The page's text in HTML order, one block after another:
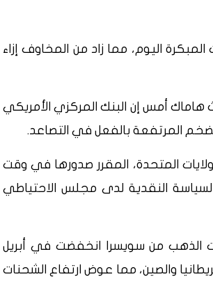
اليوم، مما زاد من المخاوف إزاء
أمس إن البنك المركزي الأمريكي
المرتفعة بالفعل في التصاعد.
المتحدة، المقرر صدورها في ​وقت
النقدية لدى مجلس الاحتياطي
الذهب من ​سويسرا انخفضت في أبريل
بريطانيا والصين، مما عوض ارتفاع الشحنات